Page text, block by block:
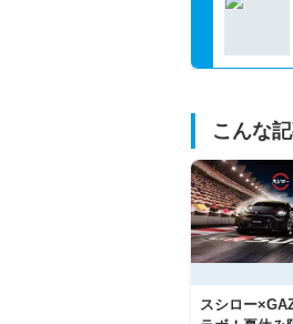
こんな
スシロー